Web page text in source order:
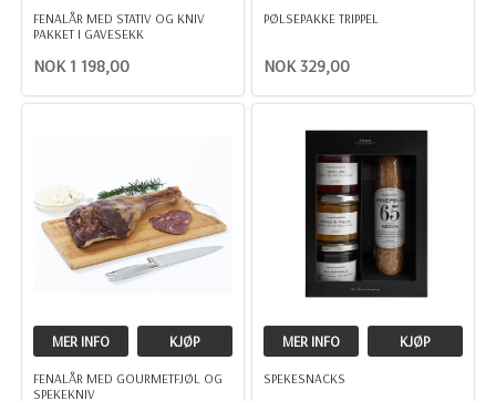
FENALÅR MED STATIV OG KNIV
PAKKET I GAVESEKK
NOK 1 198,00
PØLSEPAKKE TRIPPEL
NOK 329,00
MER INFO KJØP
FENALÅR MED GOURMETFJØL OG
SPEKEKNIV
MER INFO KJØP
SPEKESNACKS